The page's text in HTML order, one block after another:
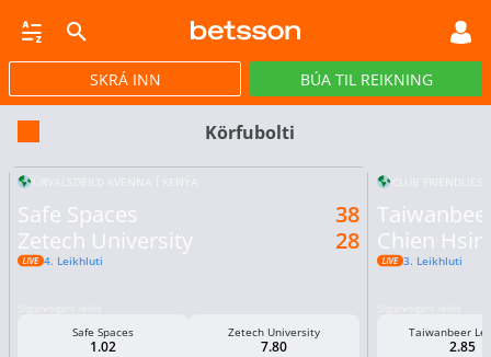
GULLPOTTAR PÓKER TILBOÐ VIRTUAL
SKRÁ INN BÚA TIL REIKNING
Körfubolti
Safe Spaces
Zetech University
38
28
4. Leikhluti
Safe Spaces
1.02
Zetech University
7.80
Chien
3. Leikhluti
Taiwanbeer
2.85